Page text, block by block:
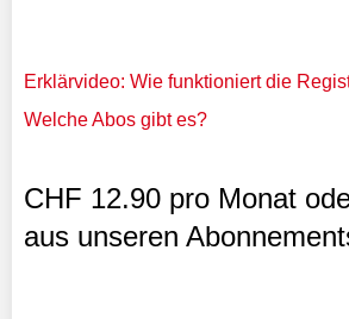
Erklärvideo: Wie funktioniert die
Welche Abos gibt es?
CHF 12.90 pro Monat
aus unseren